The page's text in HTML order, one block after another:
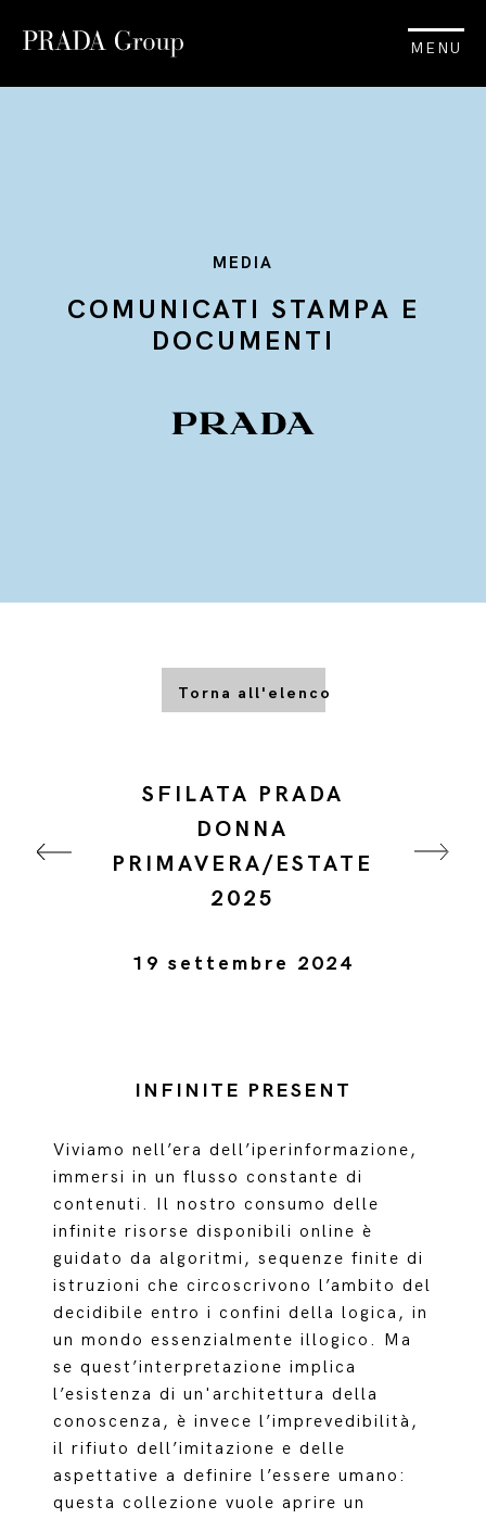
MENU
MEDIA
COMUNICATI STAMPA E
DOCUMENTI
Torna all'elenco
SFILATA PRADA
DONNA
PRIMAVERA/ESTATE
2025
19 settembre 2024
INFINITE PRESENT
Viviamo nell’era dell’iperinformazione,
immersi in un flusso constante di
contenuti. Il nostro consumo delle
infinite risorse disponibili online è
guidato da algoritmi, sequenze finite di
istruzioni che circoscrivono l’ambito del
decidibile entro i confini della logica, in
un mondo essenzialmente illogico. Ma
se quest’interpretazione implica
l’esistenza di un'architettura della
conoscenza, è invece l’imprevedibilità,
il rifiuto dell’imitazione e delle
aspettative a definire l’essere umano:
questa collezione vuole aprire un